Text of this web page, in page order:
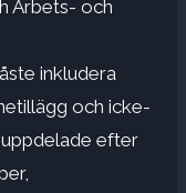
Arbets- och
inkludera
och icke-
efter